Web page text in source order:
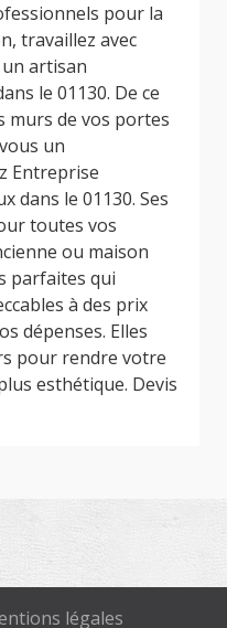
pour la
travaillez avec
artisan
le 01130. De ce
murs de vos portes
un
Entreprise
dans le 01130. Ses
toutes vos
ou maison
parfaites qui
à des prix
dépenses. Elles
pour rendre votre
esthétique. Devis
légales